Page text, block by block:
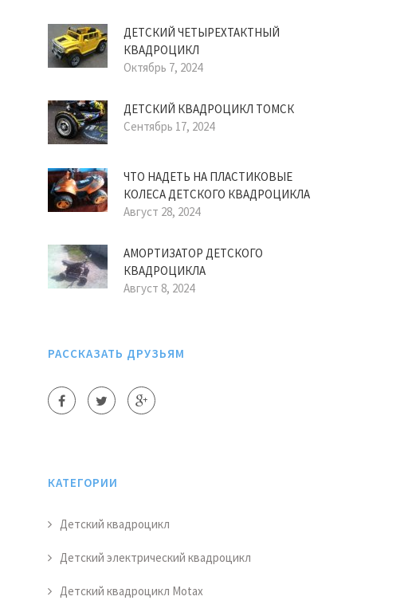
ДЕТСКИЙ ЧЕТЫРЕХТАКТНЫЙ
КВАДРОЦИКЛ
Октябрь 7, 2024
ДЕТСКИЙ КВАДРОЦИКЛ ТОМСК
Сентябрь 17, 2024
ЧТО НАДЕТЬ НА ПЛАСТИКОВЫЕ
КОЛЕСА ДЕТСКОГО КВАДРОЦИКЛА
Август 28, 2024
АМОРТИЗАТОР ДЕТСКОГО
КВАДРОЦИКЛА
Август 8, 2024
РАССКАЗАТЬ ДРУЗЬЯМ
КАТЕГОРИИ
Детский квадроцикл
Детский электрический квадроцикл
Детский квадроцикл Motax